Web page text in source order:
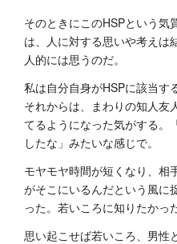
そのときにこのHSPという気
は、人に対する思いや考えは
人的には思うのだ。
私は自分自身がHSPに該当す
それからは、まわりの知人友
てるようになった気がする。
したな」みたいな感じで。
モヤモヤ時間が短くなり、相
がそこにいるんだという風に
った。若いころに知りたかっ
思い起こせば若いころ、男性